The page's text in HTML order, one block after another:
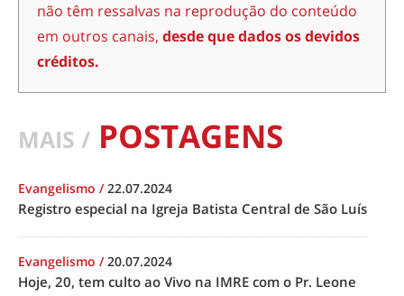
não têm ressalvas na reprodução do conteúdo
em outros canais, desde que dados os devidos
créditos.
MAIS / POSTAGENS
Evangelismo /22.07.2024
Registro especial na Igreja Batista Central de São Luís
Evangelismo /20.07.2024
Hoje, 20, tem culto ao Vivo na IMRE com o Pr. Leone